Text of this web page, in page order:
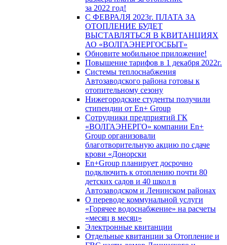
за 2022 год!
С ФЕВРАЛЯ 2023г. ПЛАТА ЗА
ОТОПЛЕНИЕ БУДЕТ
ВЫСТАВЛЯТЬСЯ В КВИТАНЦИЯХ
АО «ВОЛГАЭНЕРГОСБЫТ»
Обновите мобильное приложение!
Повышение тарифов в 1 декабря 2022г.
Системы теплоснабжения
Автозаводского района готовы к
отопительному сезону
Нижегородские студенты получили
стипендии от En+ Group
Сотрудники предприятий ГК
«ВОЛГАЭНЕРГО» компании En+
Group организовали
благотворительную акцию по сдаче
крови «Донорски
En+Group планирует досрочно
подключить к отоплению почти 80
детских садов и 40 школ в
Автозаводском и Ленинском районах
О переводе коммунальной услуги
«Горячее водоснабжение» на расчеты
«месяц в месяц»
Электронные квитанции
Отдельные квитанции за Отопление и